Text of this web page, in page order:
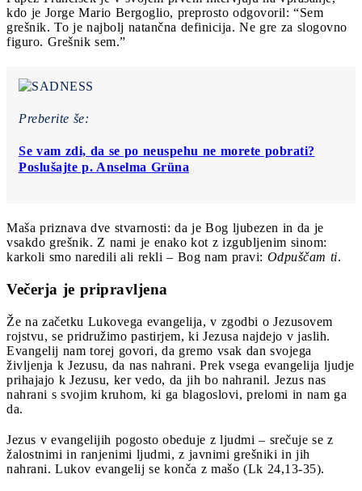
kdo je Jorge Mario Bergoglio, preprosto odgovoril: “Sem
grešnik. To je najbolj natančna definicija. Ne gre za slogovno
figuro. Grešnik sem.”
Preberite še:
Se vam zdi, da se po neuspehu ne morete pobrati?
Poslušajte p. Anselma Grüna
Maša priznava dve stvarnosti: da je Bog ljubezen in da je
vsakdo grešnik. Z nami je enako kot z izgubljenim sinom:
karkoli smo naredili ali rekli – Bog nam pravi: Odpuščam ti.
Večerja je pripravljena
Že na začetku Lukovega evangelija, v zgodbi o Jezusovem
rojstvu, se pridružimo pastirjem, ki Jezusa najdejo v jaslih.
Evangelij nam torej govori, da gremo vsak dan svojega
življenja k Jezusu, da nas nahrani. Prek vsega evangelija ljudje
prihajajo k Jezusu, ker vedo, da jih bo nahranil. Jezus nas
nahrani s svojim kruhom, ki ga blagoslovi, prelomi in nam ga
da.
Jezus v evangelijih pogosto obeduje z ljudmi – srečuje se z
žalostnimi in ranjenimi ljudmi, z javnimi grešniki in jih
nahrani. Lukov evangelij se konča z mašo (Lk 24,13-35).